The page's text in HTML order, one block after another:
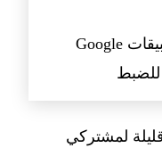
يبقى ربط تطبيقات Google
للضبط
لمشتركي